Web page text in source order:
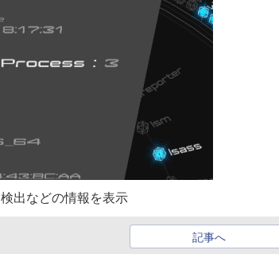
出などの情報を表示
記事へ